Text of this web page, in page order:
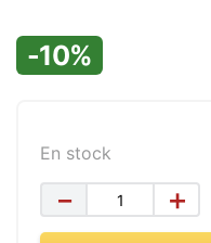
-10%
En stock
＋
－